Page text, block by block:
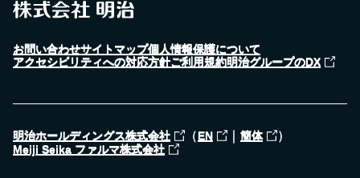
お問い合わせサイトマップ個人情報保護について
アクセシビリティへの対応方針ご利用規約明治グループのDX
明治ホールディングス株式会社 （EN ｜ 簡体 ）
Meiji Seika ファルマ株式会社